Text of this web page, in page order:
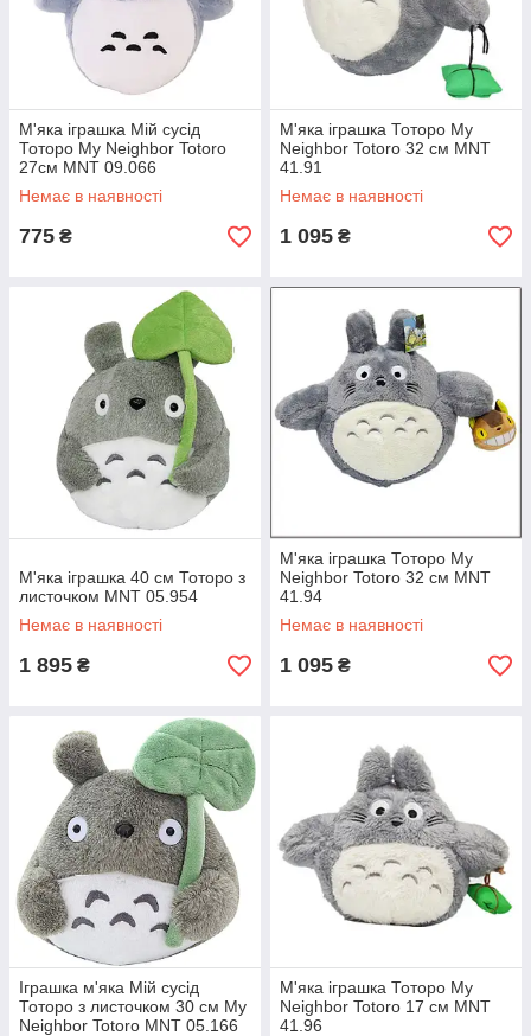
М'яка іграшка Мій сусід
Тоторо My Neighbor Totoro
27см MNT 09.066
Немає в наявності
775 ₴
М'яка іграшка Тоторо My
Neighbor Totoro 32 см MNT
41.91
Немає в наявності
1 095 ₴
М'яка іграшка 40 см Тоторо з
листочком MNT 05.954
Немає в наявності
1 895 ₴
М'яка іграшка Тоторо My
Neighbor Totoro 32 см MNT
41.94
Немає в наявності
1 095 ₴
Іграшка м'яка Мій сусід
Тоторо з листочком 30 см My
Neighbor Totoro MNT 05.166
М'яка іграшка Тоторо My
Neighbor Totoro 17 см MNT
41.96